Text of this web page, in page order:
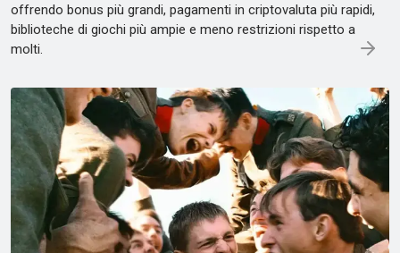
offrendo bonus più grandi, pagamenti in criptovaluta più rapidi,
biblioteche di giochi più ampie e meno restrizioni rispetto a
molti.